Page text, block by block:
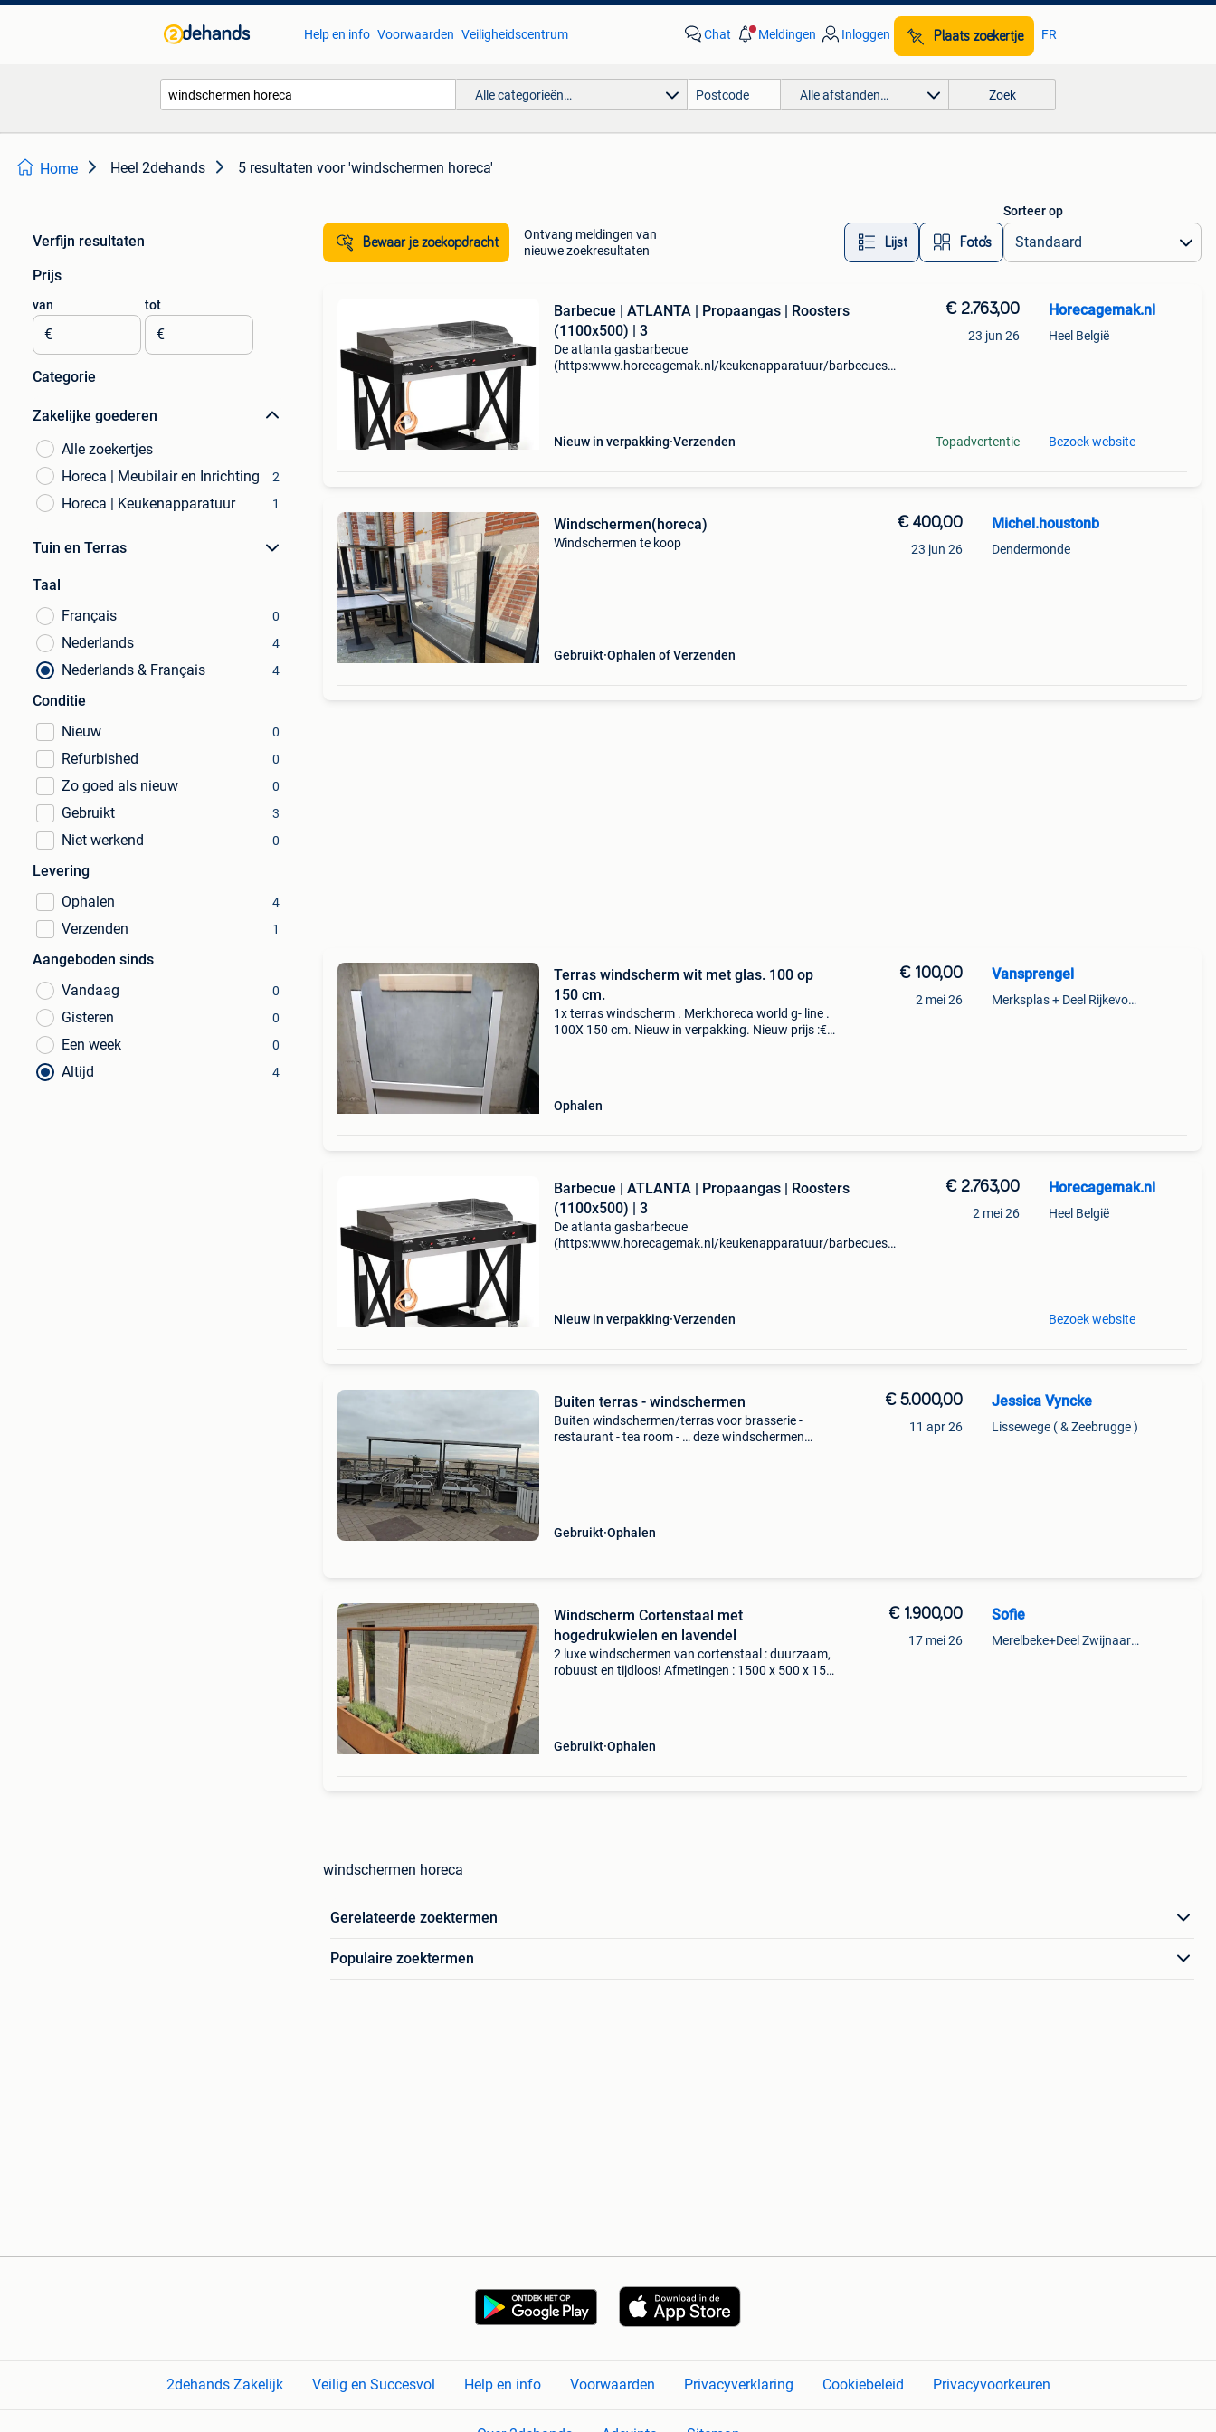
Help en info Voorwaarden Veiligheidscentrum Chat Meldingen Inloggen Plaats zoekertje FR
Alle categorieën… Alle afstanden… Zoek
Home Heel 2dehands 5 resultaten voor 'windschermen horeca'
Verfijn resultaten
Prijs
van
€
tot
€
Categorie
Zakelijke goederen
Alle zoekertjes
Horeca | Meubilair en Inrichting
2
Horeca | Keukenapparatuur 1
Tuin en Terras
Taal
Français
0
Nederlands 4
Nederlands & Français 4
Conditie
Nieuw
0
Refurbished 0
Zo goed als nieuw 0
Gebruikt 3
Niet werkend 0
Levering
Ophalen
4
Verzenden 1
Aangeboden sinds
Vandaag
0
Gisteren 0
Een week 0
Altijd 4
Bewaar je zoekopdracht
Ontvang meldingen van
nieuwe zoekresultaten
Lijst Foto’s
Sorteer op
Barbecue | ATLANTA | Propaangas | Roosters
(1100x500) | 3
De atlanta gasbarbecue
(https:www.horecagemak.nl/keukenapparatuur/barbecues/)
Nieuw in verpakking Verzenden
€ 2.763,00
23 jun 26
Topadvertentie
Horecagemak.nl
Heel België
Bezoek website
Windschermen(horeca)
Windschermen te koop
Gebruikt Ophalen of Verzenden
€ 400,00
23 jun 26
Michel.houstonb
Dendermonde
Terras windscherm wit met glas. 100 op
150 cm.
1x terras windscherm . Merk:horeca world g- line .
100X 150 cm. Nieuw in verpakking. Nieuw prijs :€
Ophalen
€ 100,00
2 mei 26
Vansprengel
Merksplas + Deel Rijkevorsel
Barbecue | ATLANTA | Propaangas | Roosters
(1100x500) | 3
De atlanta gasbarbecue
(https:www.horecagemak.nl/keukenapparatuur/barbecues/)
Nieuw in verpakking Verzenden
€ 2.763,00
2 mei 26
Horecagemak.nl
Heel België
Bezoek website
Buiten terras - windschermen
Buiten windschermen/terras voor brasserie -
restaurant - tea room - … deze windschermen
Gebruikt Ophalen
€ 5.000,00
11 apr 26
Jessica Vyncke
Lissewege ( & Zeebrugge )
Windscherm Cortenstaal met
hogedrukwielen en lavendel
2 luxe windschermen van cortenstaal : duurzaam,
robuust en tijdloos! Afmetingen : 1500 x 500 x 1500
Gebruikt Ophalen
€ 1.900,00
17 mei 26
Sofie
Merelbeke+Deel Zwijnaarde
windschermen horeca
Gerelateerde zoektermen
Populaire zoektermen
2dehands Zakelijk Veilig en Succesvol Help en info Voorwaarden Privacyverklaring Cookiebeleid Privacyvoorkeuren